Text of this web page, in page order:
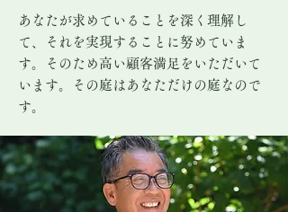
あなたが求めていることを深く理解し
て、それを実現することに努めていま
す。そのため高い顧客満足をいただいて
います。その庭はあなただけの庭なので
す。